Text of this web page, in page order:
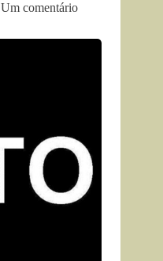
Um comentário